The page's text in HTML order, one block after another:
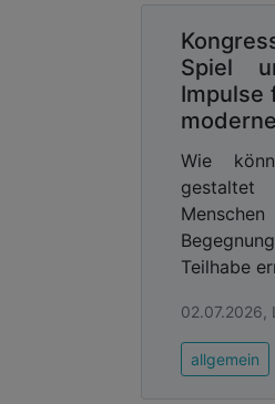
Spiel
Impulse
Wie
Teilhabe
02.07.2026,
allgemein